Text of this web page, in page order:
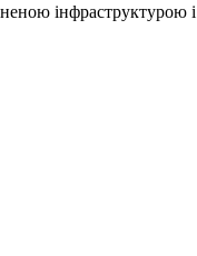
інфраструктурою і